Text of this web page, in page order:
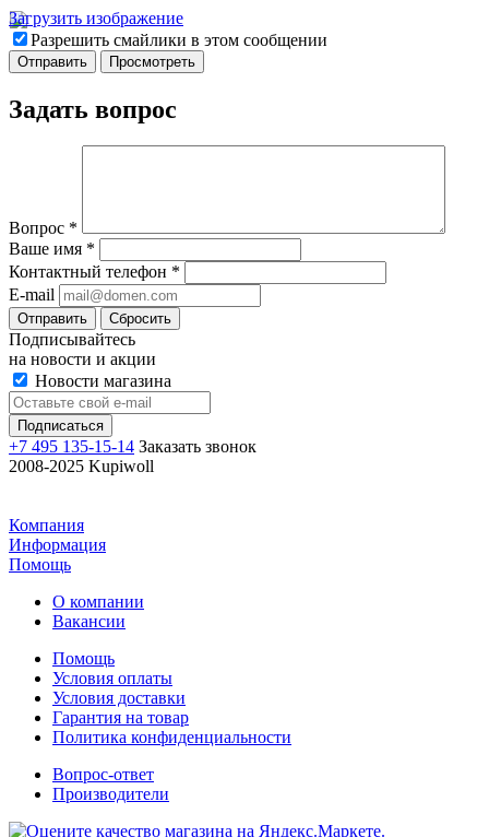
Загрузить изображение
Разрешить смайлики в этом сообщении
Задать вопрос
Вопрос *
Ваше имя *
Контактный телефон *
E-mail
Отправить Сбросить
Подписывайтесь
на новости и акции
Новости магазина
+7 495 135-15-14 Заказать звонок
2008-2025 Kupiwoll
Компания
Информация
Помощь
О компании
Вакансии
Помощь
Условия оплаты
Условия доставки
Гарантия на товар
Политика конфиденциальности
Вопрос-ответ
Производители